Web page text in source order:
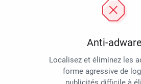
Anti-adware
Localisez et éliminez les
forme agressive de